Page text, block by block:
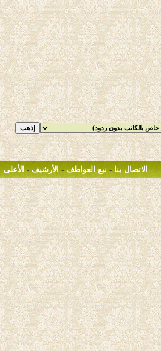
الاتصال بنا - نبع العواطف - الأرشيف - الأعلى